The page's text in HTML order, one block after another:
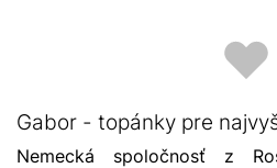
Gabor - topánky pre
Nemecká spoločnosť z